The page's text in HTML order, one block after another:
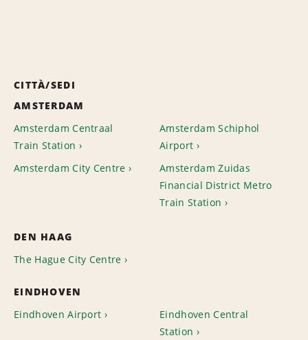
CITTÀ/SEDI
AMSTERDAM
Amsterdam Centraal
Train Station
Amsterdam City Centre
Amsterdam Schiphol
Airport
Amsterdam Zuidas
Financial District Metro
Train Station
DEN HAAG
The Hague City Centre
EINDHOVEN
Eindhoven Airport
Eindhoven Central
Station